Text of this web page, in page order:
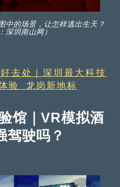
中的场景，让怎样逃出生天？
深圳南山网）
去处｜深圳最大科技
验 龙岗新地标
馆｜VR模拟酒
驾驶吗？